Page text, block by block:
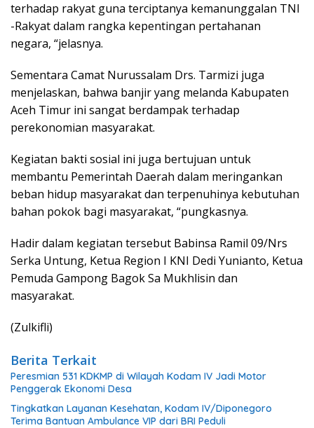
terhadap rakyat guna terciptanya kemanunggalan TNI
-Rakyat dalam rangka kepentingan pertahanan
negara, “jelasnya.
Sementara Camat Nurussalam Drs. Tarmizi juga
menjelaskan, bahwa banjir yang melanda Kabupaten
Aceh Timur ini sangat berdampak terhadap
perekonomian masyarakat.
Kegiatan bakti sosial ini juga bertujuan untuk
membantu Pemerintah Daerah dalam meringankan
beban hidup masyarakat dan terpenuhinya kebutuhan
bahan pokok bagi masyarakat, “pungkasnya.
Hadir dalam kegiatan tersebut Babinsa Ramil 09/Nrs
Serka Untung, Ketua Region I KNI Dedi Yunianto, Ketua
Pemuda Gampong Bagok Sa Mukhlisin dan
masyarakat.
(Zulkifli)
Berita Terkait
Peresmian 531 KDKMP di Wilayah Kodam IV Jadi Motor
Penggerak Ekonomi Desa
Tingkatkan Layanan Kesehatan, Kodam IV/Diponegoro
Terima Bantuan Ambulance VIP dari BRI Peduli